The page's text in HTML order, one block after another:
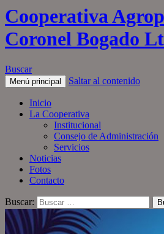
Cooperativa
Coronel Bogado
Buscar
Menú principal Saltar al contenido
Inicio
La Cooperativa
Institucional
Consejo de Administración
Servicios
Noticias
Fotos
Contacto
Buscar: